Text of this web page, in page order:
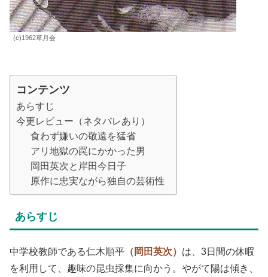
(c)1962草月会
コンテンツ
あらすじ
今更レビュー（ネタバレあり）
食わず嫌いの敬遠を猛省
アリ地獄の罠にかかった男
岡田英次と岸田今日子
原作に忠実ながら独自の芸術性
あらすじ
中学校教師である仁木順平 （岡田英次） は、3日間の休暇
を利用して、趣味の昆虫採集に向かう。やがて陽は傾き、